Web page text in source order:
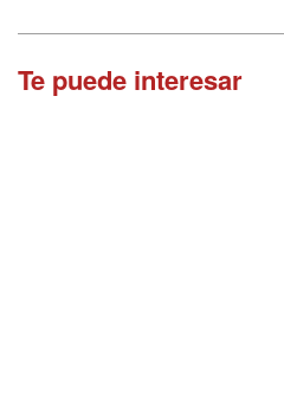
Te puede interesar